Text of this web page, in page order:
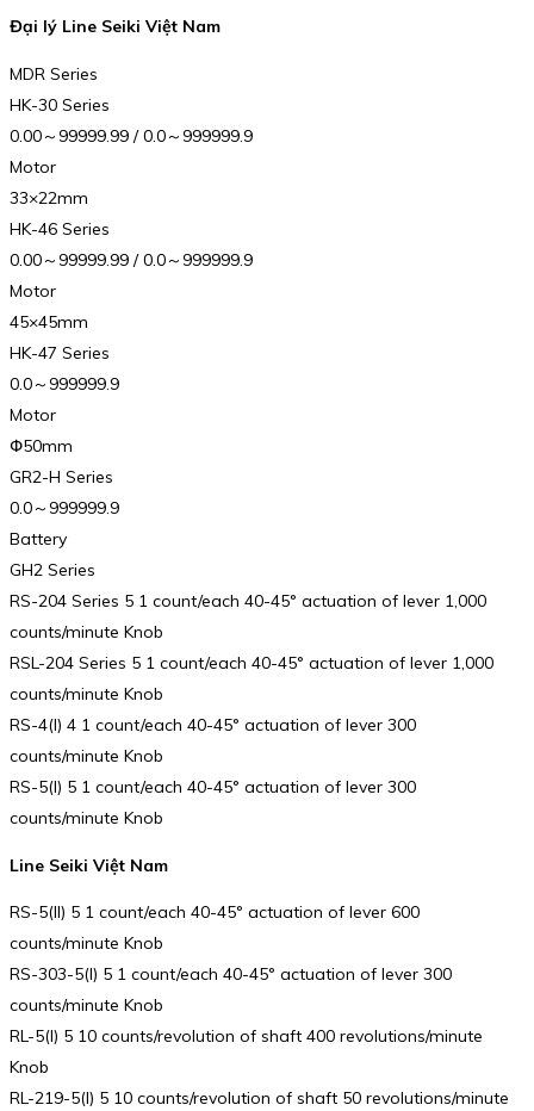
Đại lý Line Seiki Việt Nam
MDR Series
HK-30 Series
0.00～99999.99 / 0.0～999999.9
Motor
33×22mm
HK-46 Series
0.00～99999.99 / 0.0～999999.9
Motor
45×45mm
HK-47 Series
0.0～999999.9
Motor
Փ50mm
GR2-H Series
0.0～999999.9
Battery
GH2 Series
RS-204 Series 5 1 count/each 40-45° actuation of lever 1,000
counts/minute Knob
RSL-204 Series 5 1 count/each 40-45° actuation of lever 1,000
counts/minute Knob
RS-4(I) 4 1 count/each 40-45° actuation of lever 300
counts/minute Knob
RS-5(I) 5 1 count/each 40-45° actuation of lever 300
counts/minute Knob
Line Seiki Việt Nam
RS-5(II) 5 1 count/each 40-45° actuation of lever 600
counts/minute Knob
RS-303-5(I) 5 1 count/each 40-45° actuation of lever 300
counts/minute Knob
RL-5(I) 5 10 counts/revolution of shaft 400 revolutions/minute
Knob
RL-219-5(I) 5 10 counts/revolution of shaft 50 revolutions/minute